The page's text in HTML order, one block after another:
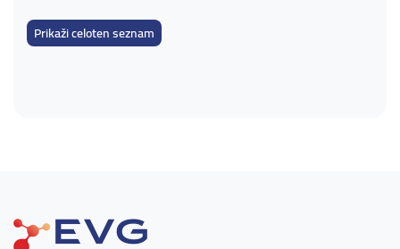
Prikaži celoten seznam